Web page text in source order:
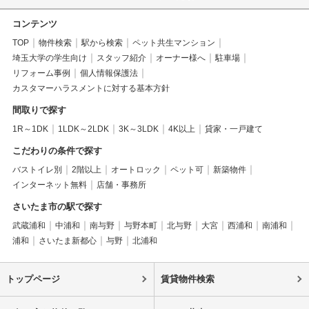
コンテンツ
TOP 物件検索 駅から検索
ペット共生マンション
埼玉大学の学生向け
スタッフ紹介 オーナー様へ
駐車場
リフォーム事例
個人情報保護法
カスタマーハラスメントに対する基本方針
間取りで探す
1R～1DK 1LDK～2LDK 3K～3LDK 4K以上 貸家・一戸建て
こだわりの条件で探す
バストイレ別 2階以上 オートロック ペット可
新築物件
インターネット無料
店舗・事務所
さいたま市の駅で探す
武蔵浦和 中浦和 南与野 与野本町 北与野 大宮 西浦和
南浦和
浦和
さいたま新都心 与野 北浦和
トップページ 賃貸物件検索